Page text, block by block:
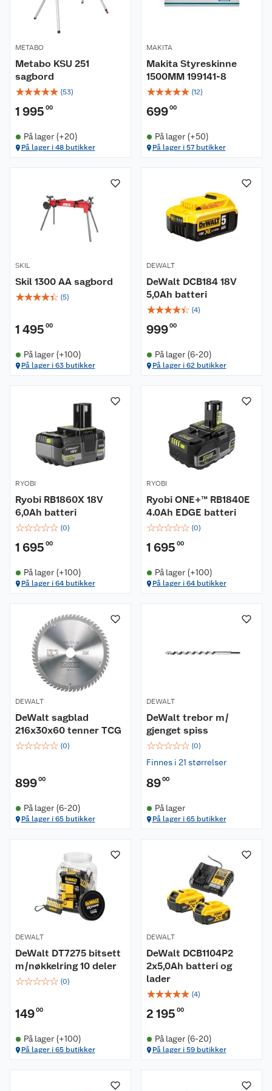
METABO
Metabo KSU 251
sagbord
☆☆☆☆☆ (53)
1 995 00
På lager (+20)
På lager i 48 butikker
MAKITA
Makita Styreskinne
1500MM 199141-8
☆☆☆☆☆ (12)
69900
På lager (+50)
På lager i 57 butikker
SKIL
Skil 1300 AA sagbord
☆☆☆☆☆ (5)
1 495 00
På lager (+100)
På lager i 63 butikker
DEWALT
DeWalt DCB184 18V
5,0Ah batteri
☆☆☆☆☆ (4)
99900
På lager (6-20)
På lager i 62 butikker
RYOBI
Ryobi RB1860X 18V
6,0Ah batteri
☆☆☆☆☆ (0)
1 695 00
På lager (+100)
På lager i 64 butikker
RYOBI
Ryobi ONE+™ RB1840E
4.0Ah EDGE batteri
☆☆☆☆☆ (0)
1 695 00
På lager (+100)
På lager i 64 butikker
DEWALT
DeWalt sagblad
216x30x60 tenner TCG
☆☆☆☆☆ (0)
89900
På lager (6-20)
På lager i 65 butikker
DEWALT
DeWalt trebor m/
gjenget spiss
☆☆☆☆☆ (0)
Finnes i 21 størrelser
8900
På lager
På lager i 65 butikker
DEWALT
DeWalt DT7275 bitsett
m/nøkkelring 10 deler
☆☆☆☆☆ (0)
14900
På lager (+100)
På lager i 65 butikker
DEWALT
DeWalt DCB1104P2
2x5,0Ah batteri og
lader
☆☆☆☆☆ (4)
2 195 00
På lager (6-20)
På lager i 59 butikker
Om oss